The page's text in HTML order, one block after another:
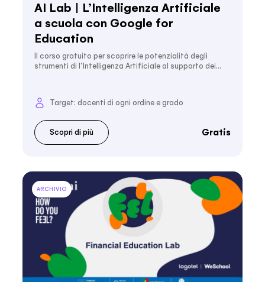
AI Lab | L’Intelligenza Artificiale
a scuola con Google for
Education
Il corso gratuito per scoprire le potenzialità degli
strumenti di l’Intelligenza Artificiale al supporto dei…
Target: docenti di ogni ordine e grado
Scopri di più Gratis
ARCHIVIO